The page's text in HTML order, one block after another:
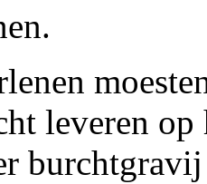
leveren